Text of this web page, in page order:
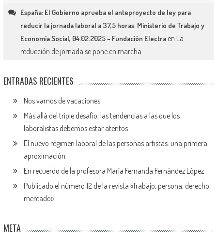
España: El Gobierno aprueba el anteproyecto de ley para
reducir la jornada laboral a 37,5 horas. Ministerio de Trabajo y
Economía Social, 04.02.2025 – Fundación Electraen La
reducción de jornada se pone en marcha
ENTRADAS RECIENTES
Nos vamos de vacaciones
Más allá del triple desafío: las tendencias a las que los
laboralistas debemos estar atentos
El nuevo régimen laboral de las personas artistas: una primera
aproximación
En recuerdo de la profesora María Fernanda Fernández López
Publicado el número 12 de la revista «Trabajo, persona, derecho,
mercado»
META